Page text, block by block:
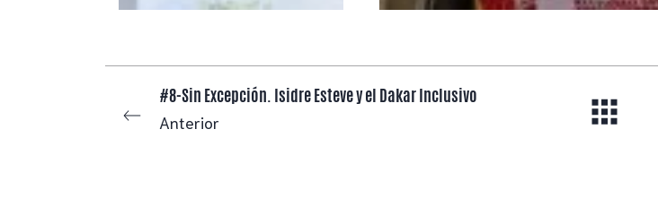
#8-Sin Excepción. Isidre Esteve y el Dakar Inclusivo
Anterior